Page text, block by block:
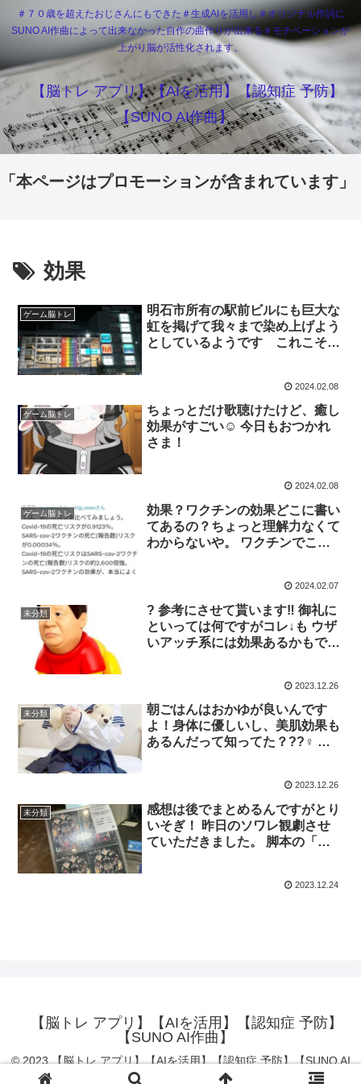
＃７０歳を超えたおじさんにもできた＃生成AIを活用し＃オリジナル作詞に
SUNO AI作曲によって出来なかった自作の曲作りが出来る＃モチベーションが
上がり脳が活性化されます。
【脳トレ アプリ】【AIを活用】【認知症 予防】
【SUNO AI作曲】
「本ページはプロモーションが含まれています」
効果
ゲーム脳トレ
明石市所有の駅前ビルにも巨大な
虹を掲げて我々まで染め上げよう
としているようです これこそ公
2024.02.08
ゲーム脳トレ
ちょっとだけ歌聴けたけど、癒し
効果がすごい☺️ 今日もおつかれ
さま！
2024.02.08
ゲーム脳トレ
効果？ワクチンの効果どこに書い
てあるの？ちょっと理解力なくて
わからないや。 ワクチンでこれ
にはワクチンの効果はわからない
な。
2024.02.07
未分類
? 参考にさせて貰います‼️ 御礼に
といっては何ですがコレ↓も ウザ
いアッチ系には効果あるかもで
2023.12.26
未分類
朝ごはんはおかゆが良いんです
よ！身体に優しいし、美肌効果も
あるんだって知ってた？??‍♀️ プ
2023.12.26
未分類
感想は後でまとめるんですがとり
いそぎ！ 昨日のソワレ観劇させ
ていただきました。 脚本の「す
ぷりが相乗効果でめちゃくちゃ面
2023.12.24
【脳トレ アプリ】【AIを活用】【認知症 予防】
【SUNO AI作曲】
© 2023 【脳トレ アプリ】【AIを活用】【認知症 予防】【SUNO AI